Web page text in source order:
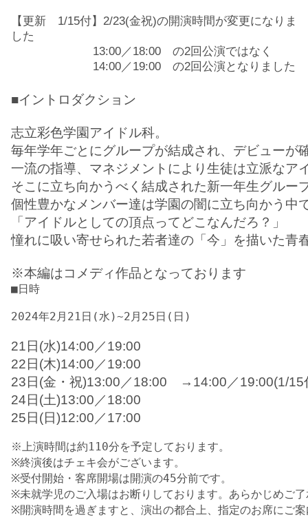
【更新 1/15付】2/23(金祝)の開演時間が変更になりま
した
13:00／18:00 の2回公演ではなく
14:00／19:00 の2回公演となりました
■イントロダクション
志立彩色学園アイドル科。
毎年学年ごとにグループが結成され、デビューが
一流の指導、マネジメントにより生徒は立派な
そこに立ち向かうべく結成された新一年生グルー
個性豊かなメンバー達は学園の闇に立ち向かう
「アイドルとしての頂点ってどこなんだろ？」
憧れに吸い寄せられた若者達の「今」を描いた青
※本編はコメディ作品となっております
■日時
2024年2月21日(水)~2月25日(日)
21日(水)14:00／19:00
22日(木)14:00／19:00
23日(金・祝)13:00／18:00 →14:00／19:00(1/15
24日(土)13:00／18:00
25日(日)12:00／17:00
※上演時間は約110分を予定しております。
※終演後はチェキ会がございます。
※受付開始・客席開場は開演の45分前です。
※未就学児のご入場はお断りしております。あらかじめご
※開演時間を過ぎますと、演出の都合上、指定のお席にご